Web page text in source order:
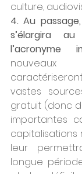
culture,
4. Au
s’élargira
l’acronyme
vastes
gratuit (donc
importantes
capitalisations
leur
longue